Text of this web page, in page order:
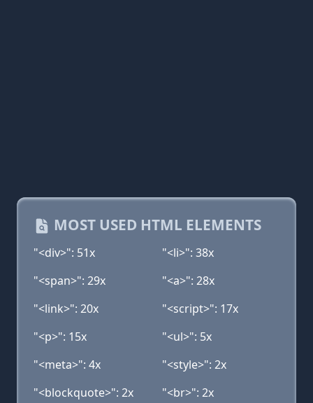
MOST USED HTML ELEMENTS
"<div>": 51x
"<li>": 38x
"<span>": 29x
"<a>": 28x
"<link>": 20x
"<script>": 17x
"<p>": 15x
"<ul>": 5x
"<meta>": 4x
"<style>": 2x
"<blockquote>": 2x
"<br>": 2x